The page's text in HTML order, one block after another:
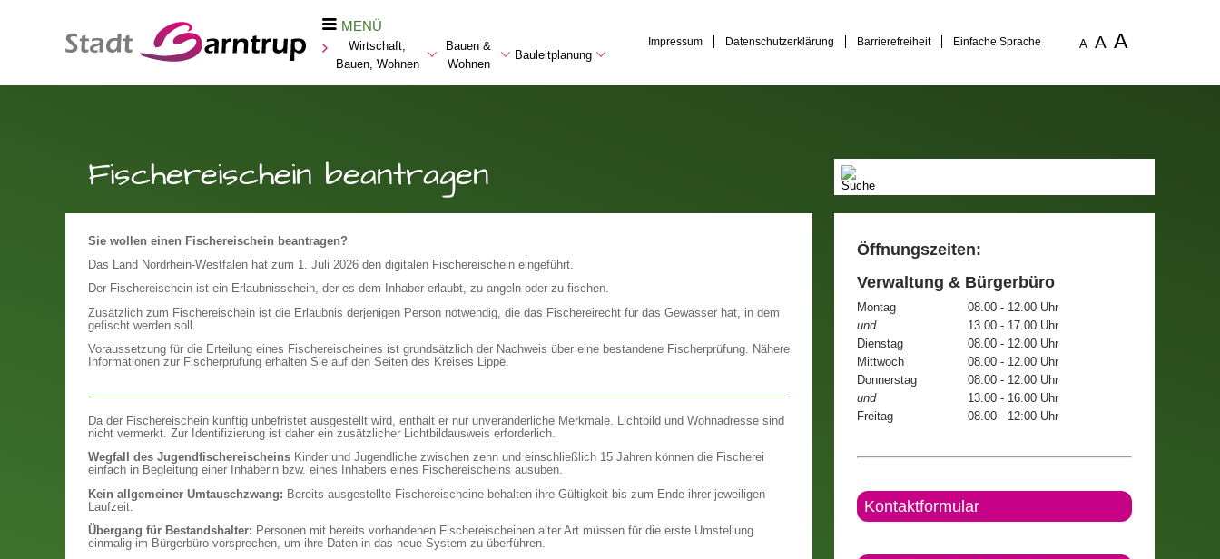
MENÜ
Wirtschaft,
Bauen, Wohnen
Bauen &
Wohnen
Bauleitplanung
Impressum Datenschutzerklärung Barrierefreiheit Einfache Sprache A A A
Fischereischein beantragen
Sie wollen einen Fischereischein beantragen?
Das Land Nordrhein-Westfalen hat zum 1. Juli 2026 den digitalen Fischereischein eingeführt.
Der Fischereischein ist ein Erlaubnisschein, der es dem Inhaber erlaubt, zu angeln oder zu fischen.
Zusätzlich zum Fischereischein ist die Erlaubnis derjenigen Person notwendig, die das Fischereirecht für das Gewässer hat, in dem
gefischt werden soll.
Voraussetzung für die Erteilung eines Fischereischeines ist grundsätzlich der Nachweis über eine bestandene Fischerprüfung. Nähere
Informationen zur Fischerprüfung erhalten Sie auf den Seiten des Kreises Lippe.
Da der Fischereischein künftig unbefristet ausgestellt wird, enthält er nur unveränderliche Merkmale. Lichtbild und Wohnadresse sind
nicht vermerkt. Zur Identifizierung ist daher ein zusätzlicher Lichtbildausweis erforderlich.
Wegfall des Jugendfischereischeins Kinder und Jugendliche zwischen zehn und einschließlich 15 Jahren können die Fischerei
einfach in Begleitung einer Inhaberin bzw. eines Inhabers eines Fischereischeins ausüben.
Kein allgemeiner Umtauschzwang: Bereits ausgestellte Fischereischeine behalten ihre Gültigkeit bis zum Ende ihrer jeweiligen
Laufzeit.
Übergang für Bestandshalter: Personen mit bereits vorhandenen Fischereischeinen alter Art müssen für die erste Umstellung
einmalig im Bürgerbüro vorsprechen, um ihre Daten in das neue System zu überführen.
Öffnungszeiten:
Verwaltung & Bürgerbüro
Montag
08.00 - 12.00 Uhr
und
13.00 - 17.00 Uhr
Dienstag
08.00 - 12.00 Uhr
Mittwoch
08.00 - 12.00 Uhr
Donnerstag
08.00 - 12.00 Uhr
und
13.00 - 16.00 Uhr
Freitag
08.00 - 12:00 Uhr
Kontaktformular